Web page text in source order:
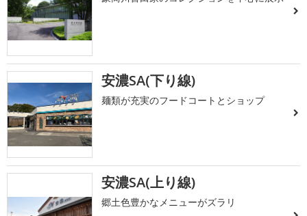
安濃SA(下り線)
麺類が充実のフードコートとショップ
安濃SA(上り線)
郷土色豊かなメニューがズラリ